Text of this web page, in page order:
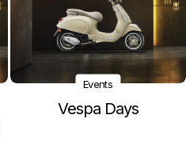
Events
Vespa Days